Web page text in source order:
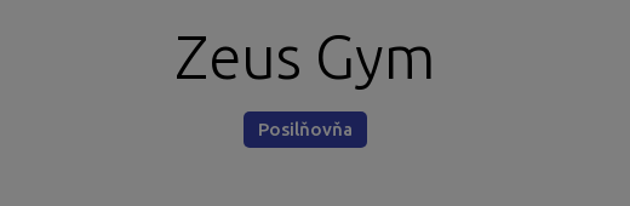
Zeus Gym
Posilňovňa